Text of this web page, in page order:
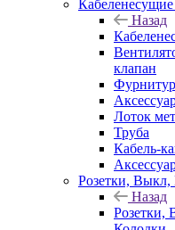
Назад
клапан
Лоток
Труба
Кабель-
Розетки,
Назад
Розетки,